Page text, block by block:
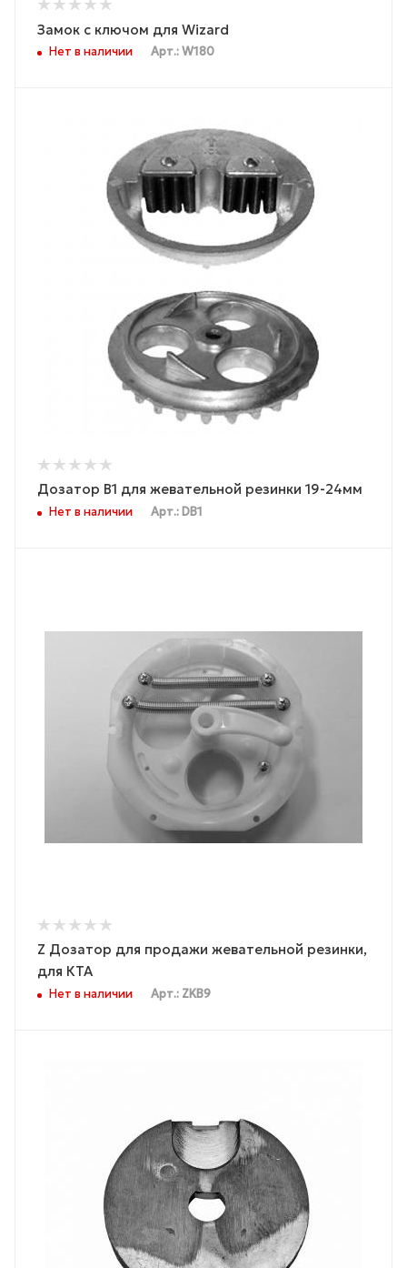
Замок с ключом для Wizard
Нет в наличии Арт.: W180
Дозатор B1 для жевательной резинки 19-24мм
Нет в наличии Арт.: DB1
Z Дозатор для продажи жевательной резинки,
для КТА
Нет в наличии Арт.: ZKB9